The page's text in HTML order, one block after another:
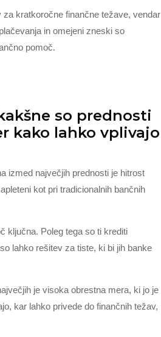
kratkoročne finančne težave, vendar
in omejeni zneski so
pomoč.
so prednosti
kako lahko vplivajo
izmed največjih prednosti je hitrost
kot pri tradicionalnih bančnih
ključna. Poleg tega so ti krediti
lahko rešitev za tiste, ki bi jih banke
je visoka obrestna mera, ki jo je
kar lahko privede do finančnih težav,